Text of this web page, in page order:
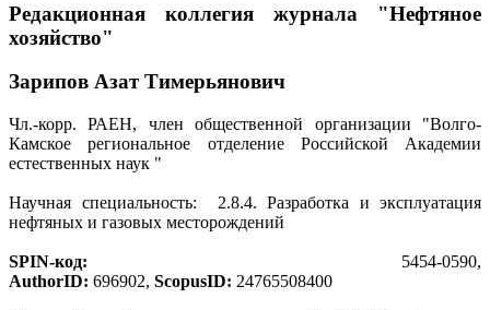
Редакционная коллегия журнала "Нефтяное
хозяйство"
Зарипов Азат Тимерьянович
Чл.-корр. РАЕН, член общественной организации "Волго-
Камское региональное отделение Российской Академии
естественных наук "
Научная специальность: 2.8.4. Разработка и эксплуатация
нефтяных и газовых месторождений
SPIN-код: 5454-0590,
AuthorID: 696902, ScopusID: 24765508400